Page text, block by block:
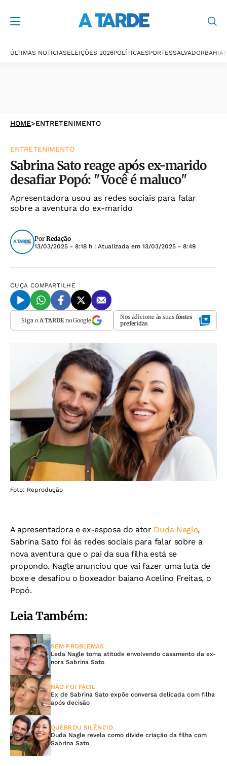
ÚLTIMAS NOTÍCIASELEIÇÕES 2026POLÍTICAESPORTESSALVADORBAHIA
HOME>ENTRETENIMENTO
ENTRETENIMENTO
Sabrina Sato reage após ex-marido
desafiar Popó: "Você é maluco"
Apresentadora usou as redes sociais para falar
sobre a aventura do ex-marido
Por Redação
13/03/2025 - 8:18 h | Atualizada em 13/03/2025 - 8:49
OUÇA COMPARTILHE
Siga o A TARDEno Google Nos adicione às suas fontes
preferidas
Foto: Reprodução
A apresentadora e ex-esposa do ator Duda Nagle,
Sabrina Sato foi às redes sociais para falar sobre a
nova aventura que o pai da sua filha está se
propondo. Nagle anunciou que vai fazer uma luta de
boxe e desafiou o boxeador baiano Acelino Freitas, o
Popó.
Leia Também:
SEM PROBLEMAS
Leda Nagle toma atitude envolvendo casamento da ex-
nora Sabrina Sato
NÃO FOI FÁCIL
Ex de Sabrina Sato expõe conversa delicada com filha
após decisão
QUEBROU SILÊNCIO
Duda Nagle revela como divide criação da filha com
Sabrina Sato